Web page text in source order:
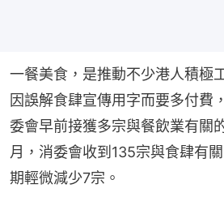
一餐美食，是推動不少港人積極
因誤解食肆宣傳用字而要多付費
委會早前接獲多宗與餐飲業有關
月，消委會收到135宗與食肆有
期輕微減少7宗。